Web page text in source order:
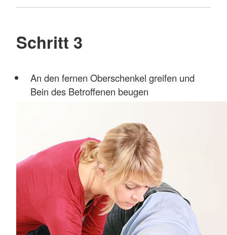
Schritt 3
An den fernen Oberschenkel greifen und
Bein des Betroffenen beugen